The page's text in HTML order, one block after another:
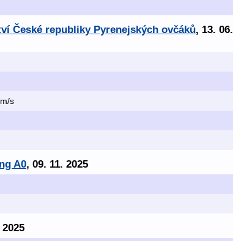
České republiky Pyrenejských ovčáků, 13. 06.
s
A0, 09. 11. 2025